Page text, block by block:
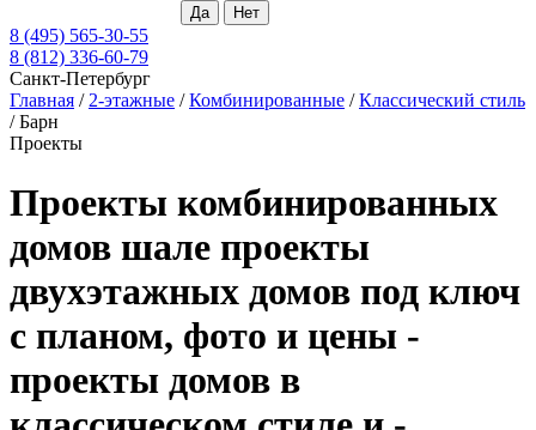
8 (495) 565-30-55
8 (812) 336-60-79
Санкт-Петербург
Главная / 2-этажные /Комбинированные /Классический стиль
/Барн
Проекты
Проекты комбинированных
домов шале проекты
двухэтажных домов под ключ
с планом, фото и цены -
проекты домов в